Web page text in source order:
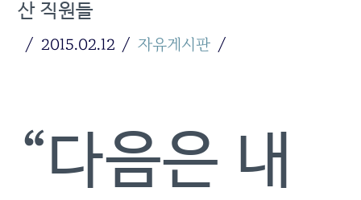
산 직원들
2015.02.12 자유게시판
“다음은 내